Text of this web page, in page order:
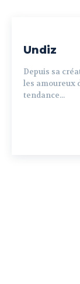
Undiz
Depuis sa
les amoureux
tendance...